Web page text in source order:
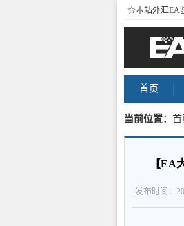
☆本站外汇EA
首页
当前位置： 首
标网站 内容
【EA
发布时间：